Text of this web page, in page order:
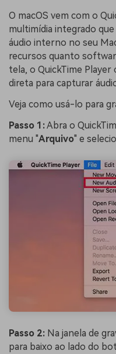
O macOS vem com o
multimídia integrado
áudio interno no seu
recursos quanto
tela, o QuickTime
direta para capturar
Veja como usá-lo para
Passo 1:Abra o
menu "Arquivo" e
Passo 2: Na janela de
para baixo ao lado do